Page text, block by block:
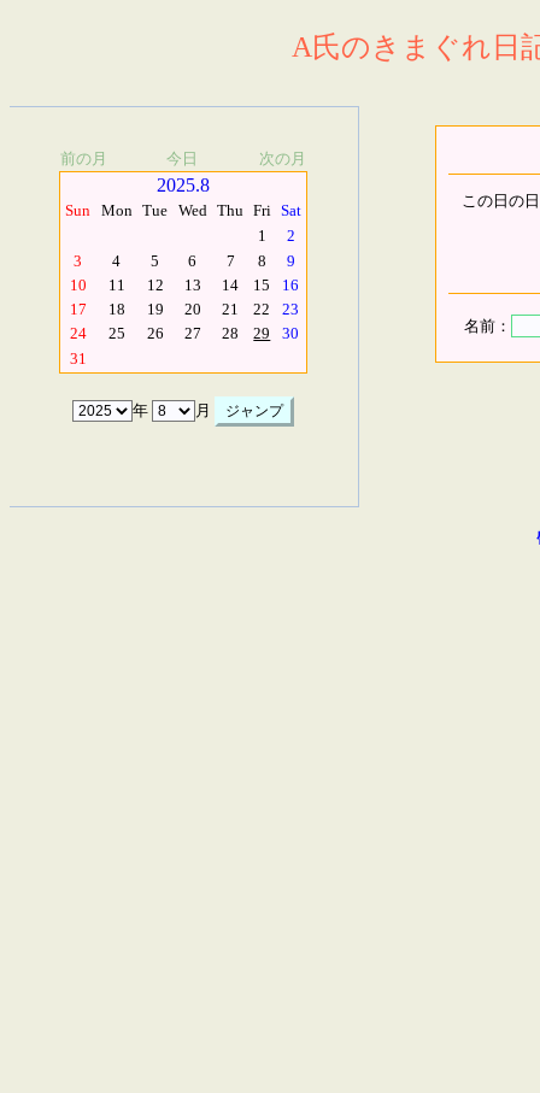
A氏のきまぐれ日
前の月 今日 次の月
2025.8
Sun Mon Tue Wed Thu Fri Sat
1
2
3
4 5 6 7 8
9
10
11 12 13 14 15
16
17
18 19 20 21 22
23
24
25 26 27 28 29
30
31
年 月
この日の
名前：